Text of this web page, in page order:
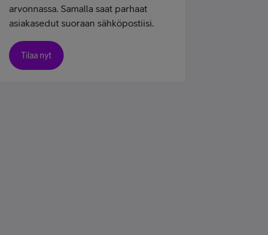
arvonnassa. Samalla saat parhaat
asiakasedut suoraan sähköpostiisi.
Tilaa nyt